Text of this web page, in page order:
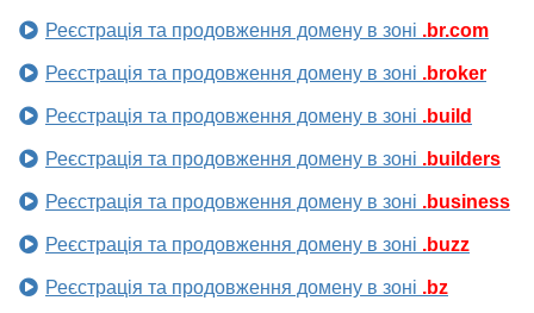
Реєстрація та продовження домену в зоні .br.com
Реєстрація та продовження домену в зоні .broker
Реєстрація та продовження домену в зоні .build
Реєстрація та продовження домену в зоні .builders
Реєстрація та продовження домену в зоні .business
Реєстрація та продовження домену в зоні .buzz
Реєстрація та продовження домену в зоні .bz